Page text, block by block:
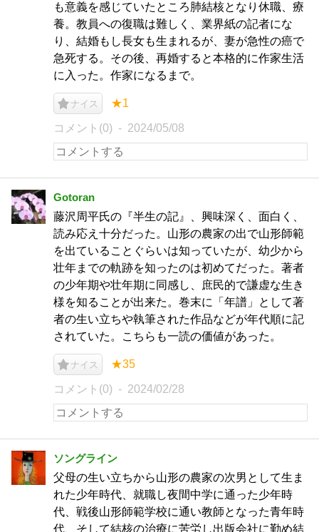
も意義を感じていたところ肺結核となり休職、療
養。教員への復職は難しく、業界紙の記者にな
り、結婚もし長女も生まれるが、妻が急性の癌で
急死する。その後、再婚すると本格的に作家生活
に入った。作家になるまで。
ナイス ★1
コメント(0) 2024/05/08
Gotoran
藤沢周平氏の『半生の記』、興味深く、面白く、
読み応え十分だった。山形の農家の出で山形師範
を出ていることぐらいは知っていたが、幼少から
壮年までの軌跡を知ったのは初めてだった。著者
の少年期や壮年期に同感し、庶民的で謙虚な生き
様を知ることが出来た。巻末に「年譜」として著
者の生い立ちや執筆された作品などが年代順に記
されていた。こちらも一読の価値があった。
ナイス ★35
コメント(0) 2024/02/28
ソングライン
父母の生い立ちから山形の農家の次男として生ま
れた少年時代、就職し夜間中学に通った少年時
代、戦後山形師範学校に通い教師となった青年時
代、そして結核の治療に苦労し出版会社に勤め結